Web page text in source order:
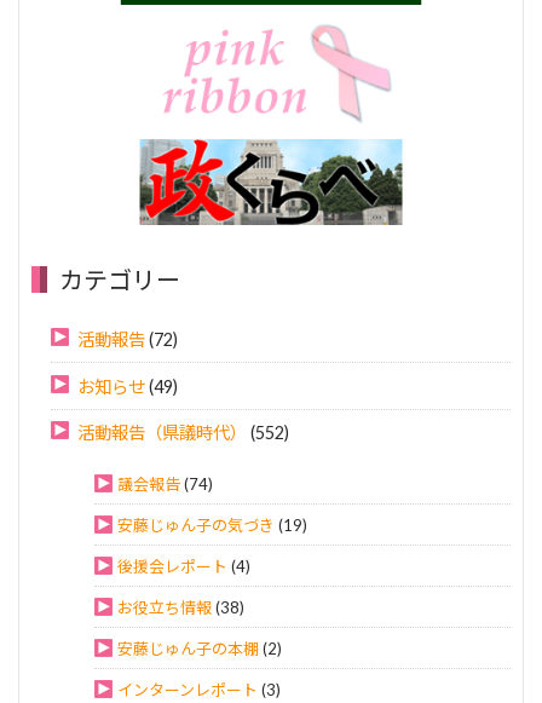
カテゴリー
活動報告(72)
お知らせ(49)
活動報告（県議時代） (552)
議会報告(74)
安藤じゅん子の気づき (19)
後援会レポート (4)
お役立ち情報(38)
安藤じゅん子の本棚(2)
インターンレポート (3)